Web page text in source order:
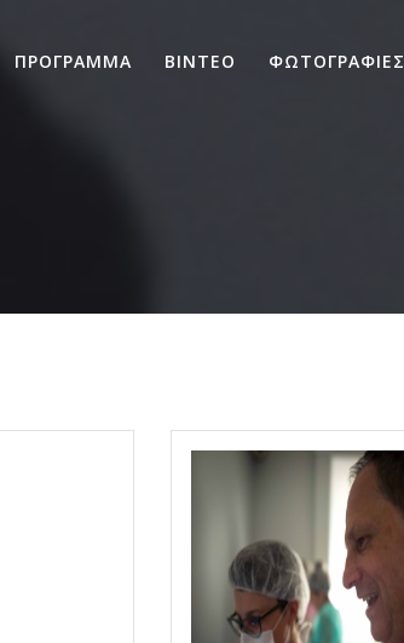
ΠΡΟΓΡΑΜΜΑ ΒΙΝΤΕΟ ΦΩΤΟΓΡΑΦΙΕΣ